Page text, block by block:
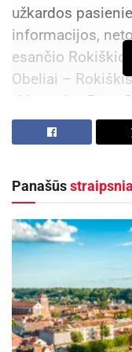
užkardos
informacijos,
esančio Rokiškio
Obeliai –
„Mercedes Benz
Latvijos. Mašiną
gyventojas.
Aktualios
DHL
2026-
su
Panašūs